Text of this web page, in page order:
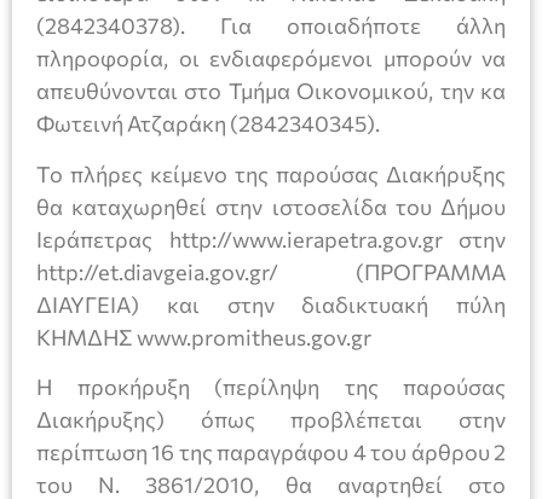
(2842340378). Για οποιαδήποτε άλλη
πληροφορία, οι ενδιαφερόμενοι μπορούν να
απευθύνονται στο Τμήμα Οικονομικού, την κα
Φωτεινή Ατζαράκη (2842340345).
Το πλήρες κείμενο της παρούσας Διακήρυξης
θα καταχωρηθεί στην ιστοσελίδα του Δήμου
Ιεράπετρας http://www.ierapetra.gov.gr στην
http://et.diavgeia.gov.gr/ (ΠΡΟΓΡΑΜΜΑ
ΔΙΑΥΓΕΙΑ) και στην διαδικτυακή πύλη
ΚΗΜΔΗΣ www.promitheus.gov.gr
Η προκήρυξη (περίληψη της παρούσας
Διακήρυξης) όπως προβλέπεται στην
περίπτωση 16 της παραγράφου 4 του άρθρου 2
του Ν. 3861/2010, θα αναρτηθεί στο